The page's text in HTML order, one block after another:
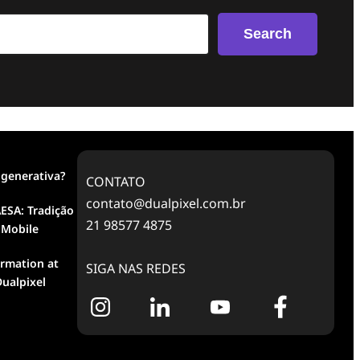
Search
Tradição
at
CONTATO
contato@dualpixel.com.br
21 98577 4875
SIGA NAS REDES